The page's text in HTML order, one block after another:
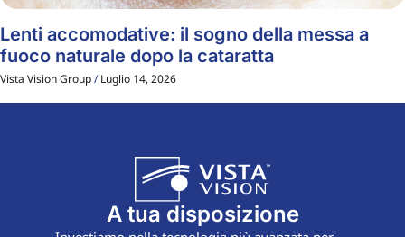
Lenti accomodative: il sogno della messa a
fuoco naturale dopo la cataratta
Vista Vision Group Luglio 14, 2026
A tua disposizione